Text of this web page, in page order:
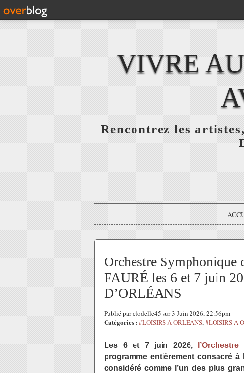
VIVRE
Rencontrez les
Orchestre Symphonique
FAURÉ les 6 et 7 juin
D’ORLÉANS
Publié par clodelle45 sur 3 Juin 2026, 22:56pm
Catégories : #LOISIRS A ORLEANS,#LOISIRS A
Les 6 et 7 juin 2026,
programme entièrement consacré à
considéré comme l’un des plus